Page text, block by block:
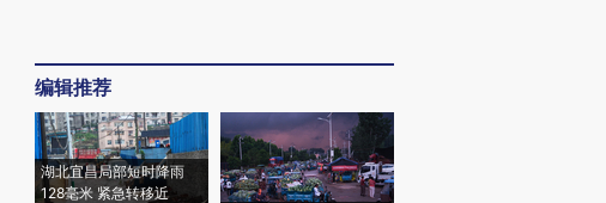
编辑推荐
湖北宜昌局部短时降雨
128毫米 紧急转移近